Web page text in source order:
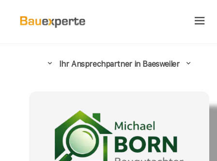
Ihr Ansprechpartner in Baesweiler